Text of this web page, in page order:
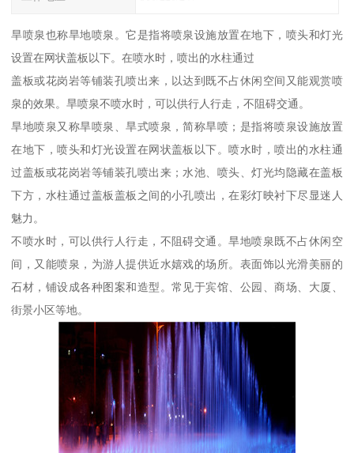
旱喷泉也称旱地喷泉。它是指将喷泉设施放置在地下，喷头和灯光
设置在网状盖板以下。在喷水时，喷出的水柱通过
盖板或花岗岩等铺装孔喷出来，以达到既不占休闲空间又能观赏喷
泉的效果。旱喷泉不喷水时，可以供行人行走，不阻碍交通。
旱地喷泉又称旱喷泉、旱式喷泉，简称旱喷；是指将喷泉设施放置
在地下，喷头和灯光设置在网状盖板以下。喷水时，喷出的水柱通
过盖板或花岗岩等铺装孔喷出来；水池、喷头、灯光均隐藏在盖板
下方，水柱通过盖板盖板之间的小孔喷出，在彩灯映衬下尽显迷人
魅力。
不喷水时，可以供行人行走，不阻碍交通。旱地喷泉既不占休闲空
间，又能喷泉，为游人提供近水嬉戏的场所。表面饰以光滑美丽的
石材，铺设成各种图案和造型。常见于宾馆、公园、商场、大厦、
街景小区等地。